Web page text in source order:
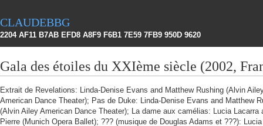
claudebbg
2204 AF11 B7AB EFD8 A8F9 F6B1 7E59 7FB9 950D 9620
Gala des étoiles du XXIème siècle (2002,
Extrait de Revelations: Linda-Denise Evans and Matthew Rushing (Alvin
American Dance Theater); Pas de Duke: Linda-Denise Evans and Matthew
(Alvin Ailey American Dance Theater); La dame aux camélias: Lucia Lacarra
Pierre (Munich Opera Ballet); ??? (musique de Douglas Adams et ???):